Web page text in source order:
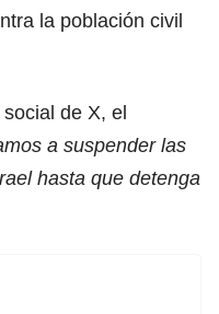
la población civil
de X, el
a suspender las
hasta que detenga